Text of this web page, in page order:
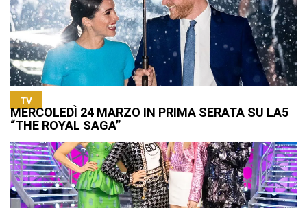
TV
MERCOLEDÌ 24 MARZO IN PRIMA SERATA SU LA5
“THE ROYAL SAGA”